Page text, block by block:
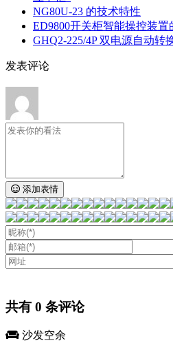
NG80U-23 的技术特性
ED9800开关柜智能操控装置
GHQ2-225/4P 双电源自动转
发表评论
添加表情
共有 0 条评论
沙发空余